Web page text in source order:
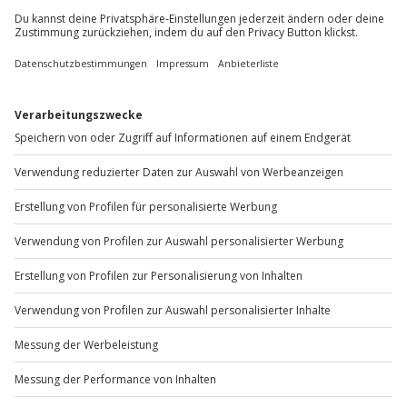
Mo-Fr: 9-17 Uhr
www.b2b.jochen-schweizer.de/
Artikelnummer:60564
Andere Produkte entdecken
-15% CLUB DEAL